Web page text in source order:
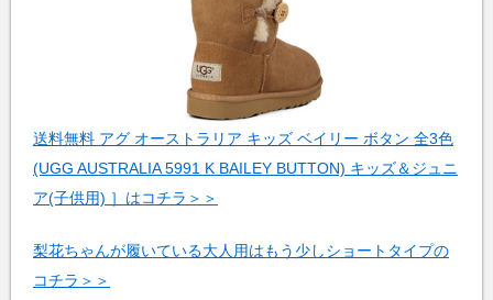
送料無料 アグ オーストラリア キッズ ベイリー ボタン 全3色
(UGG AUSTRALIA 5991 K BAILEY BUTTON) キッズ＆ジュニ
ア(子供用) ］はコチラ＞＞
梨花ちゃんが履いている大人用はもう少しショートタイプの
コチラ＞＞